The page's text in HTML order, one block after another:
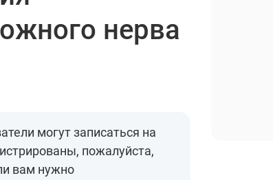
нерва
могут записаться на
пожалуйста,
вам нужно